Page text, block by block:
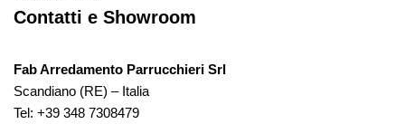
Contatti e Showroom
Fab Arredamento Parrucchieri Srl
Scandiano (RE) – Italia
Tel: +39 348 7308479